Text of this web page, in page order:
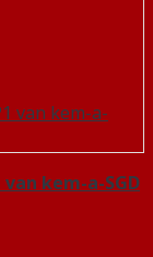
van kem-a-SGD